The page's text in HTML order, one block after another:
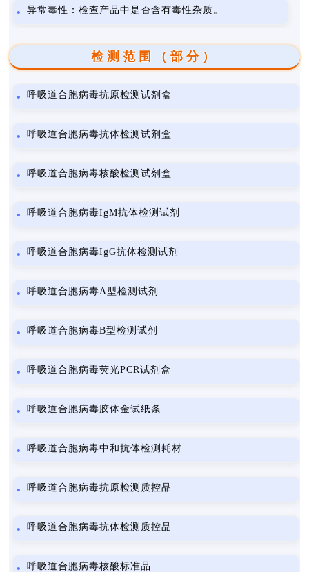
异常毒性：检查产品中是否含有毒性杂质。
检测范围（部分）
呼吸道合胞病毒抗原检测试剂盒
呼吸道合胞病毒抗体检测试剂盒
呼吸道合胞病毒核酸检测试剂盒
呼吸道合胞病毒IgM抗体检测试剂
呼吸道合胞病毒IgG抗体检测试剂
呼吸道合胞病毒A型检测试剂
呼吸道合胞病毒B型检测试剂
呼吸道合胞病毒荧光PCR试剂盒
呼吸道合胞病毒胶体金试纸条
呼吸道合胞病毒中和抗体检测耗材
呼吸道合胞病毒抗原检测质控品
呼吸道合胞病毒抗体检测质控品
呼吸道合胞病毒核酸标准品